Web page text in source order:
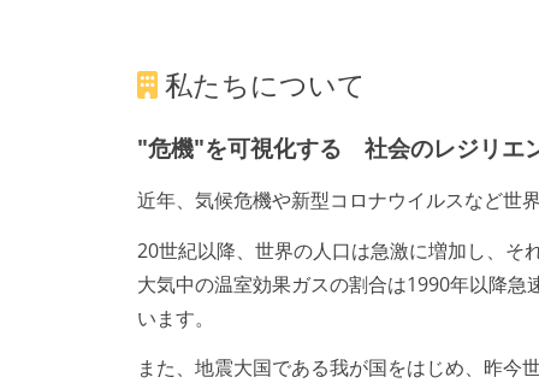
私たちについて
"危機"を可視化する 社会のレジリエ
近年、気候危機や新型コロナウイルスなど世
20世紀以降、世界の人口は急激に増加し、そ
大気中の温室効果ガスの割合は1990年以降
います。
また、地震大国である我が国をはじめ、昨今